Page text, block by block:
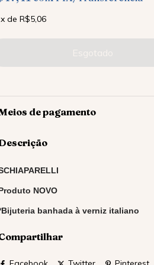
x de R$5,06
de pagamento
NOVO
banhada à verniz italiano